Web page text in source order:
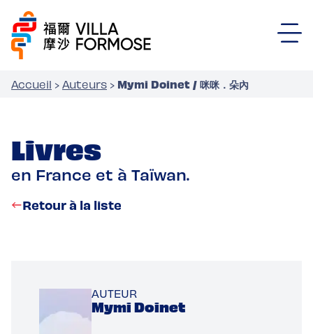
Accueil › Auteurs › Mymi Doinet / 咪咪．朵內
Livres
en France et à Taïwan.
Retour à la liste
AUTEUR
Mymi Doinet